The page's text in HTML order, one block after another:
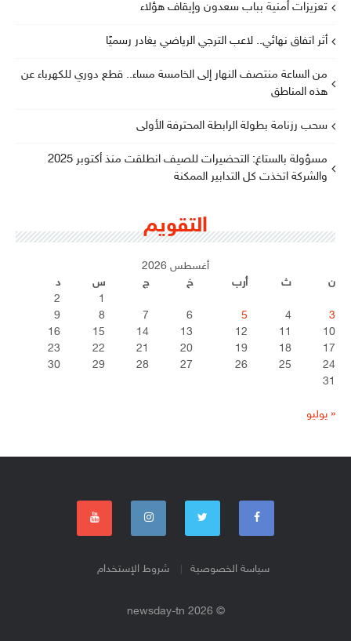
تعزيزات أمنية بباب سعدون وإيقاف هؤلاء
أثر اتفاق نهائي.. لاعب الترجي الرياضي يغادر رسميًا
من الساعة منتصف النهار إلى الخامسة مساء.. قطع دوري للكهرباء عن
هذه المناطق
سحب رزنامة بطولة الرابطة المحترفة الأولى
مسؤولة بالستاغ: التحضيرات للصيف انطلقت منذ أكتوبر 2025
والشركة اتخذت كل التدابير الممكنة
التقويم
أغسطس 2026
ن
ث أرب خ ج س
د
1
2
3
4
5
6
7
8
9
10
11
12
13
14
15
16
17
18
19
20
21
22
23
24
25
26
27
28
29
30
31
« يوليو
سياسة الخصوصية شروط الإستخدام
© 2026 newsday-tn